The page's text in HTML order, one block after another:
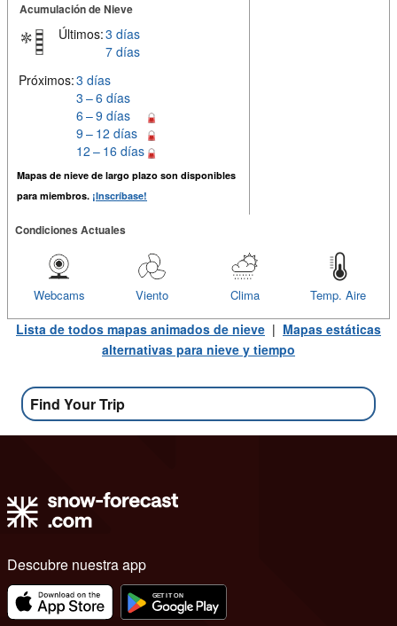
Acumulación de Nieve
Últimos:3 días
7 días
Próximos:3 días
3 – 6 días
6 – 9 días
9 – 12 días
12 – 16 días
Mapas de nieve de largo plazo son disponibles
para miembros. ¡Inscríbase!
Condiciones Actuales
Temp. Aire
Clima
Viento
Webcams
Lista de todos mapas animados de nieve | Mapas estáticas
alternativas para nieve y tiempo
Find Your Trip
Descubre nuestra app